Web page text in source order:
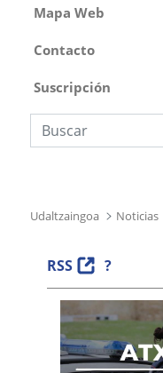
Mapa Web
Contacto
Suscripción
Búsqueda web
Udaltzaingoa Noticias
RSS ?